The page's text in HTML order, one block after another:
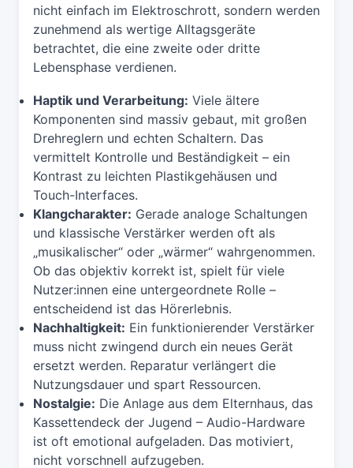
nicht einfach im Elektroschrott, sondern werden
zunehmend als wertige Alltagsgeräte
betrachtet, die eine zweite oder dritte
Lebensphase verdienen.
Haptik und Verarbeitung: Viele ältere
Komponenten sind massiv gebaut, mit großen
Drehreglern und echten Schaltern. Das
vermittelt Kontrolle und Beständigkeit – ein
Kontrast zu leichten Plastikgehäusen und
Touch-Interfaces.
Klangcharakter: Gerade analoge Schaltungen
und klassische Verstärker werden oft als
„musikalischer“ oder „wärmer“ wahrgenommen.
Ob das objektiv korrekt ist, spielt für viele
Nutzer:innen eine untergeordnete Rolle –
entscheidend ist das Hörerlebnis.
Nachhaltigkeit: Ein funktionierender Verstärker
muss nicht zwingend durch ein neues Gerät
ersetzt werden. Reparatur verlängert die
Nutzungsdauer und spart Ressourcen.
Nostalgie: Die Anlage aus dem Elternhaus, das
Kassettendeck der Jugend – Audio-Hardware
ist oft emotional aufgeladen. Das motiviert,
nicht vorschnell aufzugeben.